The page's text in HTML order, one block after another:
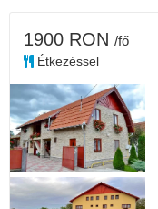
1900 RON /fő
Étkezéssel